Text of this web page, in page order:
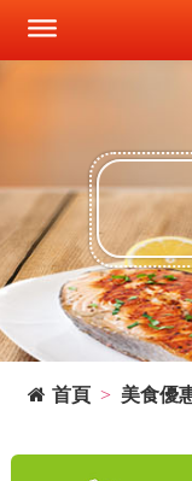
首頁 美食優